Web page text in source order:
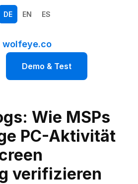
DE EN ES
wolfeye.co
Demo & Test
Wie MSPs
PC-Aktivität
verifizieren